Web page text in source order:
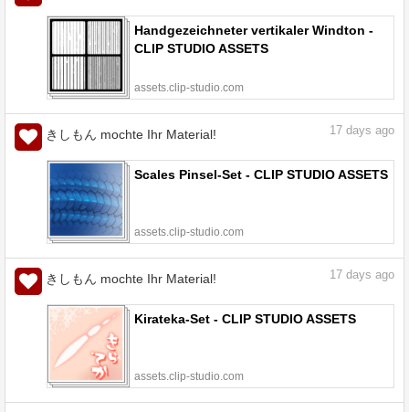
Handgezeichneter vertikaler Windton -
CLIP STUDIO ASSETS
assets.clip-studio.com
きしもん mochte Ihr Material! 17 days ago
Scales Pinsel-Set - CLIP STUDIO ASSETS
assets.clip-studio.com
きしもん mochte Ihr Material! 17 days ago
Kirateka-Set - CLIP STUDIO ASSETS
assets.clip-studio.com